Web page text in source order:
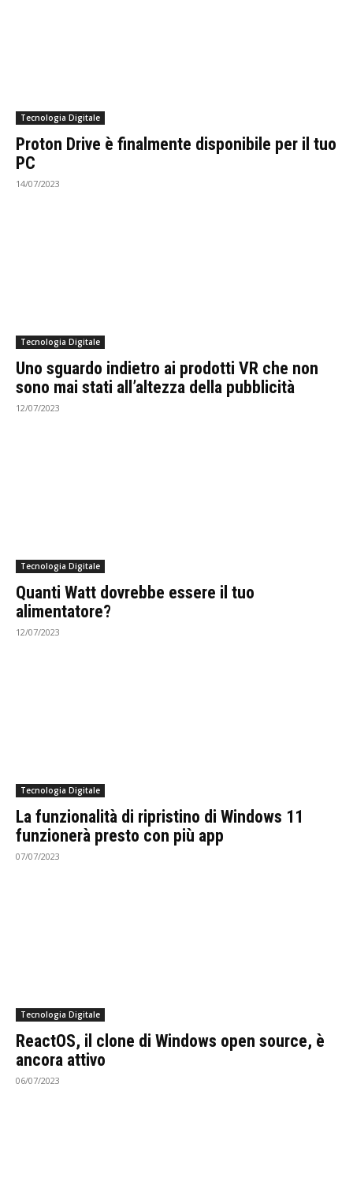
Tecnologia Digitale
Proton Drive è finalmente disponibile per il tuo
PC
14/07/2023
Tecnologia Digitale
Uno sguardo indietro ai prodotti VR che non
sono mai stati all’altezza della pubblicità
12/07/2023
Tecnologia Digitale
Quanti Watt dovrebbe essere il tuo
alimentatore?
12/07/2023
Tecnologia Digitale
La funzionalità di ripristino di Windows 11
funzionerà presto con più app
07/07/2023
Tecnologia Digitale
ReactOS, il clone di Windows open source, è
ancora attivo
06/07/2023